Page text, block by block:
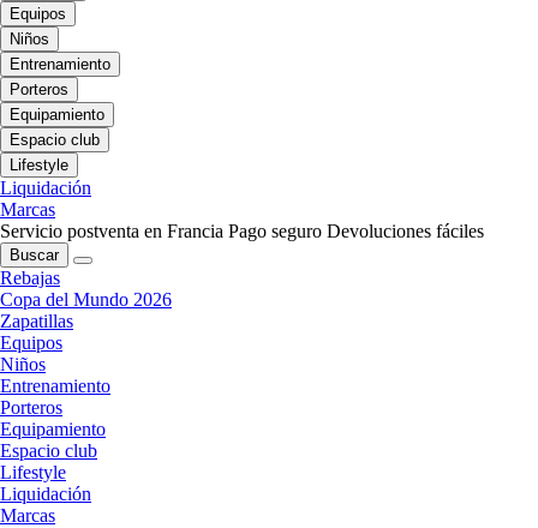
Equipos
Niños
Entrenamiento
Porteros
Equipamiento
Espacio club
Lifestyle
Liquidación
Marcas
Servicio postventa en Francia Pago seguro Devoluciones fáciles
Buscar
Rebajas
Copa del Mundo 2026
Zapatillas
Equipos
Niños
Entrenamiento
Porteros
Equipamiento
Espacio club
Lifestyle
Liquidación
Marcas